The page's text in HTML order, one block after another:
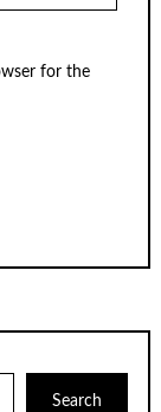
for the
Search